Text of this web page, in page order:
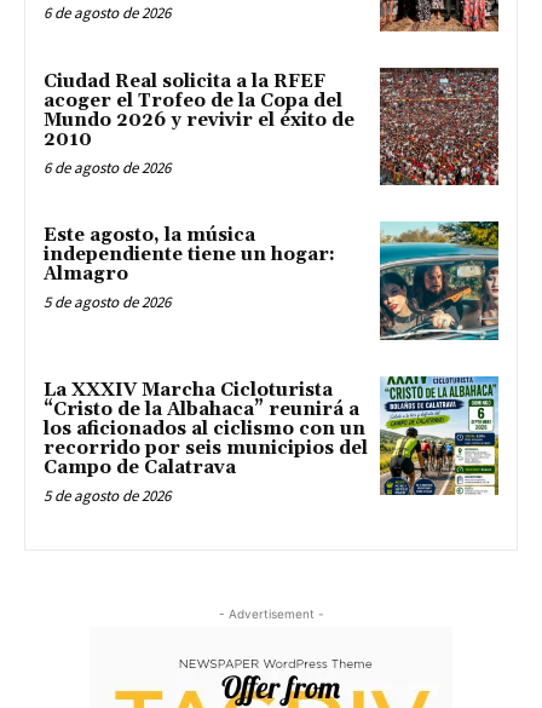
6 de agosto de 2026
Ciudad Real solicita a la RFEF
acoger el Trofeo de la Copa del
Mundo 2026 y revivir el éxito de
2010
6 de agosto de 2026
Este agosto, la música
independiente tiene un hogar:
Almagro
5 de agosto de 2026
La XXXIV Marcha Cicloturista
“Cristo de la Albahaca” reunirá a
los aficionados al ciclismo con un
recorrido por seis municipios del
Campo de Calatrava
5 de agosto de 2026
- Advertisement -